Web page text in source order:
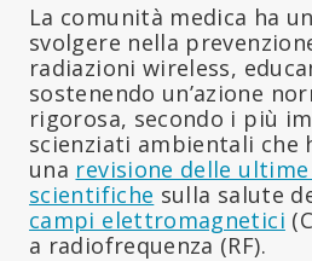
La comunità medica ha
svolgere nella
radiazioni wireless,
sostenendo un’azione
rigorosa, secondo i più
scienziati ambientali che
una revisione delle
scientifiche sulla salute
campi elettromagnetici
a radiofrequenza (RF).